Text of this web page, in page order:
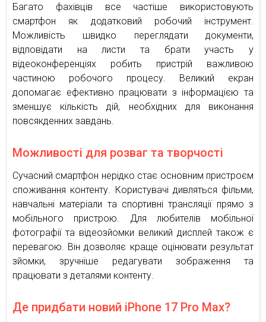
Багато фахівців все частіше використовують
смартфон як додатковий робочий інструмент.
Можливість швидко переглядати документи,
відповідати на листи та брати участь у
відеоконференціях робить пристрій важливою
частиною робочого процесу. Великий екран
допомагає ефективно працювати з інформацією та
зменшує кількість дій, необхідних для виконання
повсякденних завдань.
Можливості для розваг та творчості
Сучасний смартфон нерідко стає основним пристроєм
споживання контенту. Користувачі дивляться фільми,
навчальні матеріали та спортивні трансляції прямо з
мобільного пристрою. Для любителів мобільної
фотографії та відеозйомки великий дисплей також є
перевагою. Він дозволяє краще оцінювати результат
зйомки, зручніше редагувати зображення та
працювати з деталями контенту.
Де придбати новий iPhone 17 Pro Max?